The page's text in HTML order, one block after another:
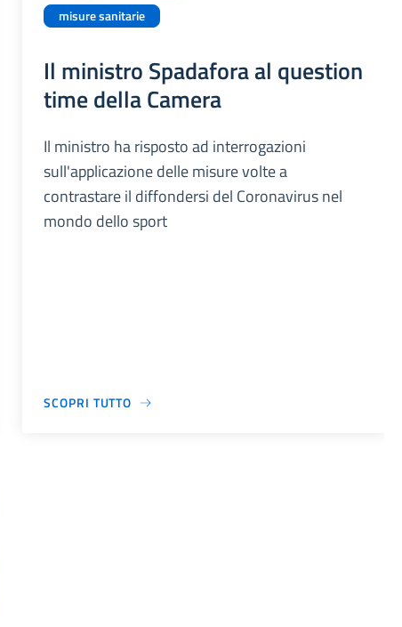
misure sanitarie
Il ministro Spadafora al question
time della Camera
Il ministro ha risposto ad interrogazioni
sull'applicazione delle misure volte a
contrastare il diffondersi del Coronavirus nel
mondo dello sport
SCOPRI TUTTO